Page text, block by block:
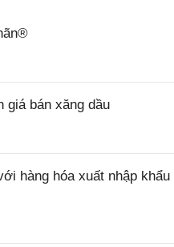
giá bán xăng dầu
hàng hóa xuất nhập khẩu